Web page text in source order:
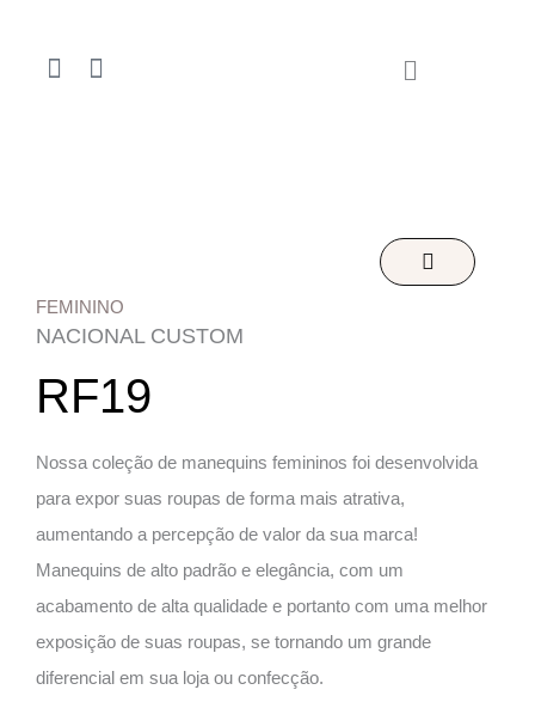
F
f
I
FEMININO
NACIONAL CUSTOM
RF19
Nossa coleção de manequins femininos foi desenvolvida
para expor suas roupas de forma mais atrativa,
aumentando a percepção de valor da sua marca!
Manequins de alto padrão e elegância, com um
acabamento de alta qualidade e portanto com uma melhor
exposição de suas roupas, se tornando um grande
diferencial em sua loja ou confecção.